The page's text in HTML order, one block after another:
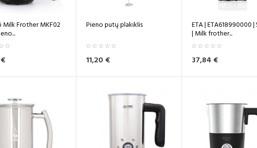
Frother MKF02 Pieno putų plakiklis
11,20 €
ETA | ETA618990000
| Milk frother...
37,84 €